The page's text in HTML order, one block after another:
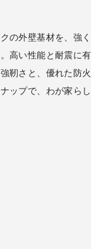
の外壁基材を、強
高い性能と耐震に
靭さと、優れた防
ップで、わが家ら